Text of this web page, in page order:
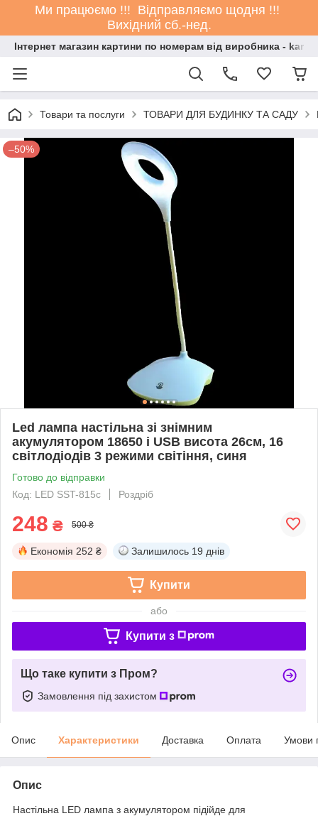
Ми працюємо !!! Відправляємо щодня !!!
Вихідний сб.-нед.
Інтернет магазин картини по номерам від виробника -
Товари та послуги ТОВАРИ ДЛЯ БУДИНКУ ТА САДУ
–50%
Led лампа настільна зі знімним
акумулятором 18650 і USB висота 26см, 16
світлодіодів 3 режими світіння, синя
Готово до відправки
Код: LED SST-815с
Роздріб
248 ₴ 500 ₴
Економія 252 ₴ Залишилось 19 днів
Купити
або
Купити з
Що таке купити з Пром?
Замовлення під захистом
Опис Характеристики Доставка Оплата Умови
Опис
Настільна LED лампа з акумулятором підійде для